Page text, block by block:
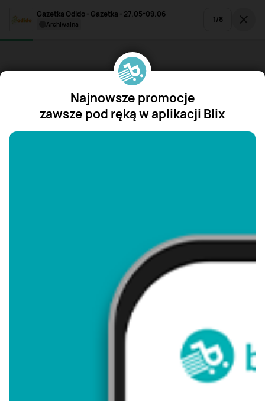
Gazetka Odido - Gazetka - 27.05-09.06
archiwalna 1/8
Najnowsze promocje
zawsze pod ręką w aplikacji Blix
"/>